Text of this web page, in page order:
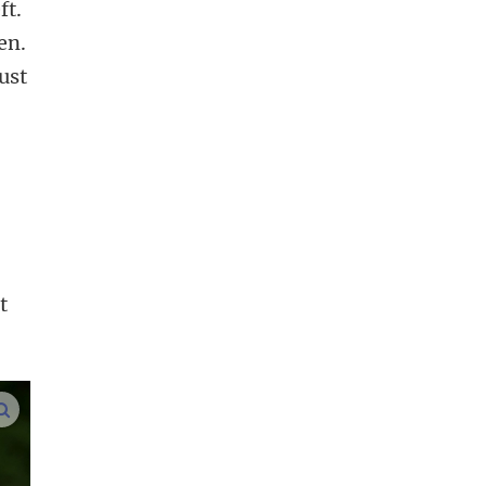
vergroot afbeeldingen